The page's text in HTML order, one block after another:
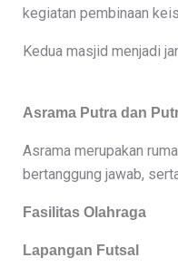
kegiatan pembinaan
Kedua masjid menjadi
Asrama Putra dan
Asrama merupakan
bertanggung jawab,
Fasilitas Olahraga
Lapangan Futsal